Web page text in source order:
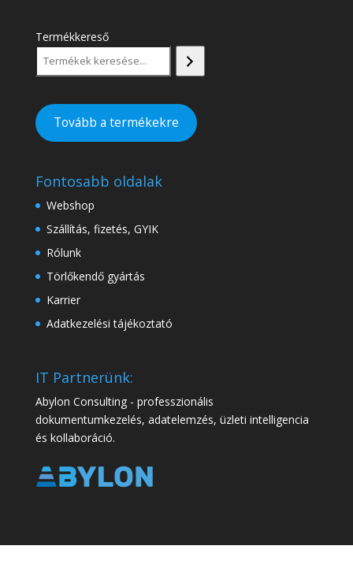
Termékkereső
Tovább a termékekre
Fontosabb oldalak
Webshop
Szállítás, fizetés, GYIK
Rólunk
Törlőkendő gyártás
Karrier
Adatkezelési tájékoztató
IT Partnerünk:
Abylon Consulting - professzionális
dokumentumkezelés, adatelemzés, üzleti intelligencia
és kollaboráció.